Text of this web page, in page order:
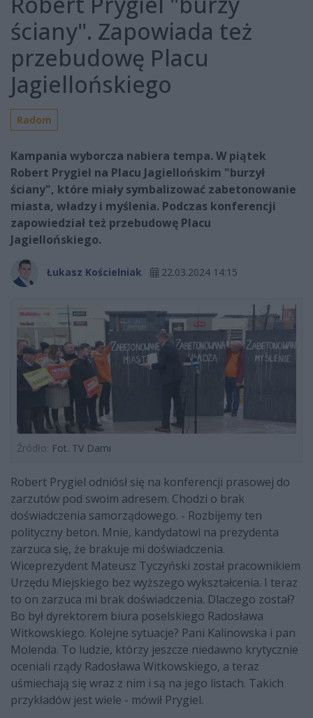
ściany". Zapowiada też
przebudowę Placu
Jagiellońskiego
Radom
Kampania wyborcza nabiera tempa. W piątek
Robert Prygiel na Placu Jagiellońskim "burzył
ściany", które miały symbalizować zabetonowanie
miasta, władzy i myślenia. Podczas konferencji
zapowiedział też przebudowę Placu
Jagiellońskiego.
Łukasz Kościelniak 22.03.2024 14:15
Źródło: Fot. TV Dami
Robert Prygiel odniósł się na konferencji prasowej do
zarzutów pod swoim adresem. Chodzi o brak
doświadczenia samorządowego. - Rozbijemy ten
polityczny beton. Mnie, kandydatowi na prezydenta
zarzuca się, że brakuje mi doświadczenia.
Wiceprezydent Mateusz Tyczyński został pracownikiem
Urzędu Miejskiego bez wyższego wykształcenia. I teraz
to on zarzuca mi brak doświadczenia. Dlaczego został?
Bo był dyrektorem biura poselskiego Radosława
Witkowskiego. Kolejne sytuacje? Pani Kalinowska i pan
Molenda. To ludzie, którzy jeszcze niedawno krytycznie
oceniali rządy Radosława Witkowskiego, a teraz
uśmiechają się wraz z nim i są na jego listach. Takich
przykładów jest wiele - mówił Prygiel.